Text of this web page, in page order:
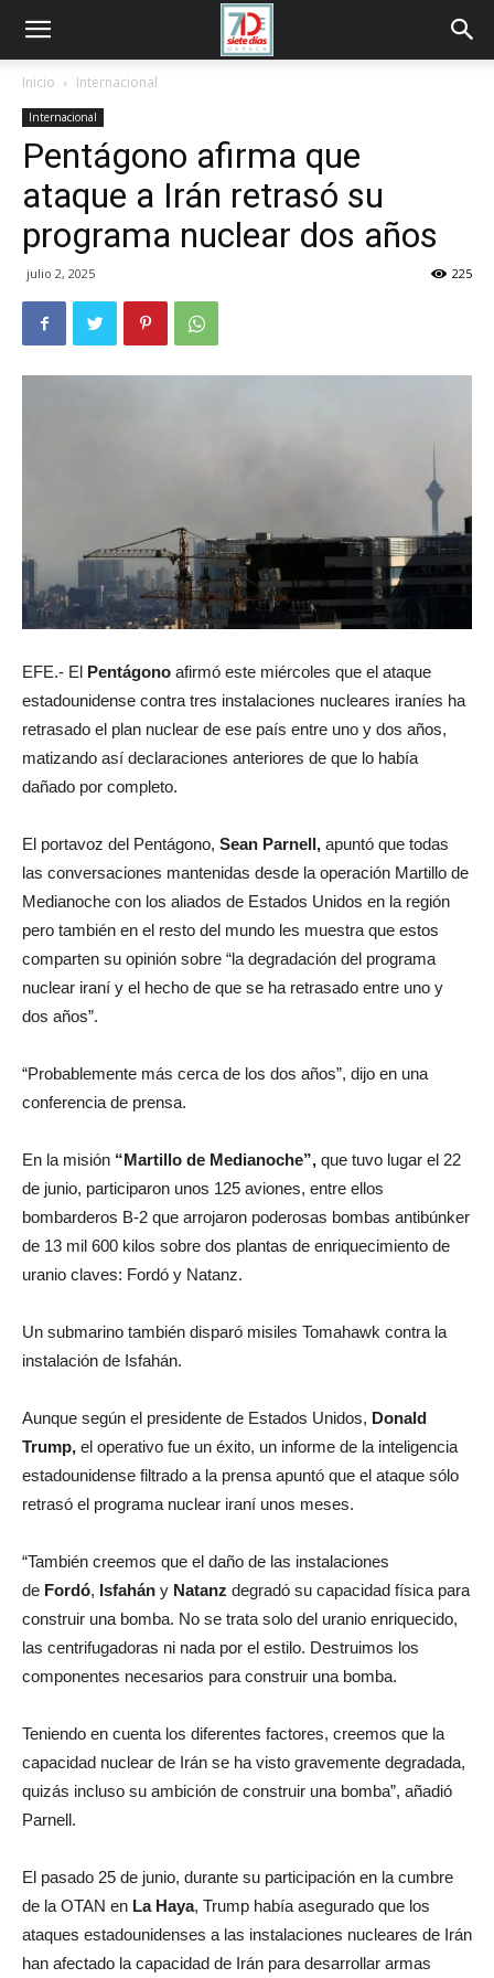
Inicio Internacional
Internacional
Pentágono afirma que
ataque a Irán retrasó su
programa nuclear dos años
julio 2, 2025 225
EFE.- El Pentágono afirmó este miércoles que el ataque
estadounidense contra tres instalaciones nucleares iraníes ha
retrasado el plan nuclear de ese país entre uno y dos años,
matizando así declaraciones anteriores de que lo había
dañado por completo.
El portavoz del Pentágono, Sean Parnell, apuntó que todas
las conversaciones mantenidas desde la operación Martillo de
Medianoche con los aliados de Estados Unidos en la región
pero también en el resto del mundo les muestra que estos
comparten su opinión sobre “la degradación del programa
nuclear iraní y el hecho de que se ha retrasado entre uno y
dos años”.
“Probablemente más cerca de los dos años”, dijo en una
conferencia de prensa.
En la misión “Martillo de Medianoche”, que tuvo lugar el 22
de junio, participaron unos 125 aviones, entre ellos
bombarderos B-2 que arrojaron poderosas bombas antibúnker
de 13 mil 600 kilos sobre dos plantas de enriquecimiento de
uranio claves: Fordó y Natanz.
Un submarino también disparó misiles Tomahawk contra la
instalación de Isfahán.
Aunque según el presidente de Estados Unidos, Donald
Trump, el operativo fue un éxito, un informe de la inteligencia
estadounidense filtrado a la prensa apuntó que el ataque sólo
retrasó el programa nuclear iraní unos meses.
“También creemos que el daño de las instalaciones
de Fordó, Isfahán y Natanz degradó su capacidad física para
construir una bomba. No se trata solo del uranio enriquecido,
las centrifugadoras ni nada por el estilo. Destruimos los
componentes necesarios para construir una bomba.
Teniendo en cuenta los diferentes factores, creemos que la
capacidad nuclear de Irán se ha visto gravemente degradada,
quizás incluso su ambición de construir una bomba”, añadió
Parnell.
El pasado 25 de junio, durante su participación en la cumbre
de la OTAN en La Haya, Trump había asegurado que los
ataques estadounidenses a las instalaciones nucleares de Irán
han afectado la capacidad de Irán para desarrollar armas